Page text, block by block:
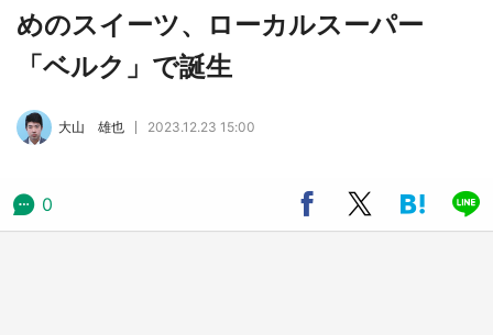
鳥取・境港「ゲゲゲの妖怪楽園」限定だった鬼
太郎グッズ買える 銀座・博品館TOY PARKへ
めのスイーツ、ローカルスーパー
「ベルク」で誕生
大山 雄也 2023.12.23 15:00
0